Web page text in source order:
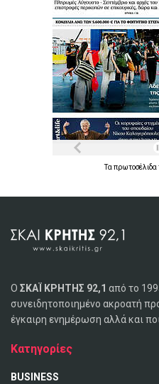
Τα πρωτοσέλιδα
Ο ΣΚΑΪ ΚΡΗΤΗΣ 92,1 από το
συνειδητοποιημένο ακροατή
έγκαιρη ενημέρωση αλλά και
Κατηγορίες
BUSINESS